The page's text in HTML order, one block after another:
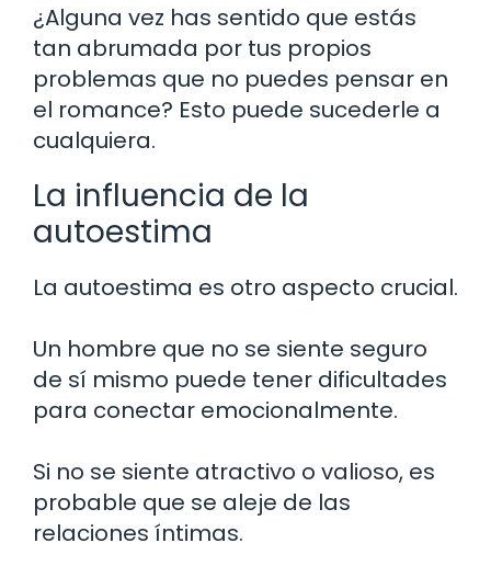
¿Alguna vez has sentido que estás
tan abrumada por tus propios
problemas que no puedes pensar en
el romance? Esto puede sucederle a
cualquiera.
La influencia de la
autoestima
La autoestima es otro aspecto crucial.
Un hombre que no se siente seguro
de sí mismo puede tener dificultades
para conectar emocionalmente.
Si no se siente atractivo o valioso, es
probable que se aleje de las
relaciones íntimas.